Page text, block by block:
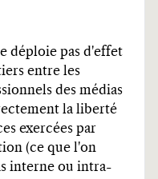
déploie pas d'effet
entre les
des médias
la liberté
exercées par
(ce que l'on
interne ou intra-